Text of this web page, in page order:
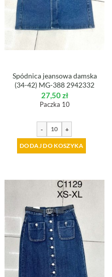
Spódnica jeansowa damska
(34-42) MG-388 2942332
27,50zł
Paczka 10
- +
DODAJ DO KOSZYKA